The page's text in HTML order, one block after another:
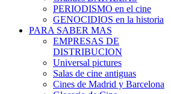
PERIODISMO en el cine
GENOCIDIOS en la historia
PARA SABER MAS
EMPRESAS DE
DISTRIBUCION
Universal pictures
Salas de cine antiguas
Cines de Madrid y Barcelona